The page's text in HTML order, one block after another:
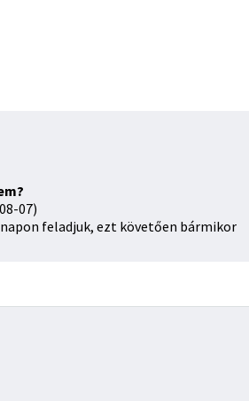
07)
feladjuk, ezt követően bármikor